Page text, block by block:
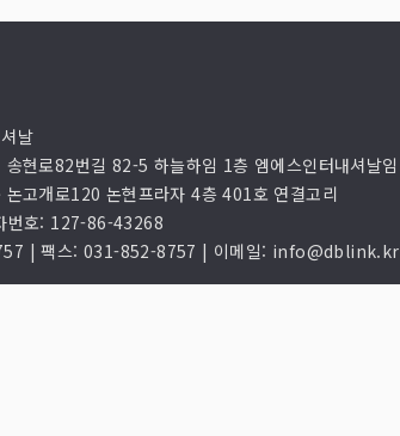
날
현로82번길 82-5 하늘하임 1층 엠에스인터내셔날임
논고개로120 논현프라자 4층 401호 연결고리
번호: 127-86-43268
| 팩스: 031-852-8757 | 이메일: info@dblink.kr